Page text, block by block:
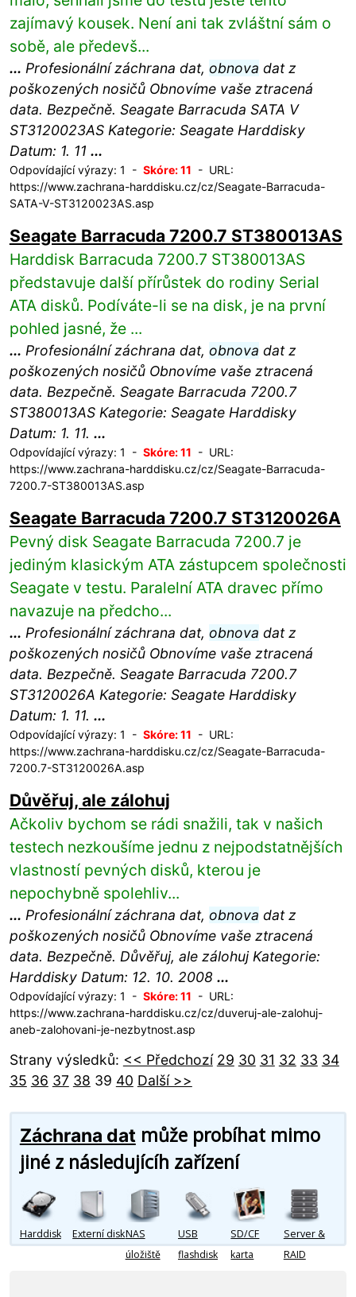
zajímavý kousek. Není ani tak zvláštní sám o
sobě, ale předevš...
... Profesionální záchrana dat, obnova dat z
poškozených nosičů Obnovíme vaše ztracená
data. Bezpečně. Seagate Barracuda SATA V
ST3120023AS Kategorie: Seagate Harddisky
Datum: 1. 11 ...
Odpovídající výrazy: 1 - Skóre: 11 - URL:
https://www.zachrana-harddisku.cz/cz/Seagate-Barracuda-
SATA-V-ST3120023AS.asp
Seagate Barracuda 7200.7 ST380013AS
Harddisk Barracuda 7200.7 ST380013AS
představuje další přírůstek do rodiny Serial
ATA disků. Podíváte-li se na disk, je na první
pohled jasné, že ...
... Profesionální záchrana dat, obnova dat z
poškozených nosičů Obnovíme vaše ztracená
data. Bezpečně. Seagate Barracuda 7200.7
ST380013AS Kategorie: Seagate Harddisky
Datum: 1. 11. ...
Odpovídající výrazy: 1 - Skóre: 11 - URL:
https://www.zachrana-harddisku.cz/cz/Seagate-Barracuda-
7200.7-ST380013AS.asp
Seagate Barracuda 7200.7 ST3120026A
Pevný disk Seagate Barracuda 7200.7 je
jediným klasickým ATA zástupcem společnosti
Seagate v testu. Paralelní ATA dravec přímo
navazuje na předcho...
... Profesionální záchrana dat, obnova dat z
poškozených nosičů Obnovíme vaše ztracená
data. Bezpečně. Seagate Barracuda 7200.7
ST3120026A Kategorie: Seagate Harddisky
Datum: 1. 11. ...
Odpovídající výrazy: 1 - Skóre: 11 - URL:
https://www.zachrana-harddisku.cz/cz/Seagate-Barracuda-
7200.7-ST3120026A.asp
Důvěřuj, ale zálohuj
Ačkoliv bychom se rádi snažili, tak v našich
testech nezkoušíme jednu z nejpodstatnějších
vlastností pevných disků, kterou je
nepochybně spolehliv...
... Profesionální záchrana dat, obnova dat z
poškozených nosičů Obnovíme vaše ztracená
data. Bezpečně. Důvěřuj, ale zálohuj Kategorie:
Harddisky Datum: 12. 10. 2008 ...
Odpovídající výrazy: 1 - Skóre: 11 - URL:
https://www.zachrana-harddisku.cz/cz/duveruj-ale-zalohuj-
aneb-zalohovani-je-nezbytnost.asp
Strany výsledků: << Předchozí 29 30 31 32 33 34
35 36 37 38 39 40 Další >>
Záchrana datmůže probíhat mimo
jiné z následujícíh zařízení
Harddisk Externí diskNAS
úložiště
USB
flashdisk
SD/CF
karta
Server &
RAID